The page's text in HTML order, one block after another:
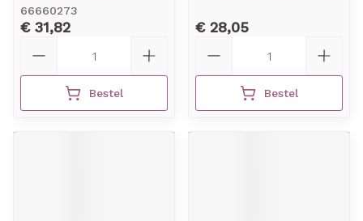
66660273
€ 31,82
Bestel
€ 28,05
Bestel